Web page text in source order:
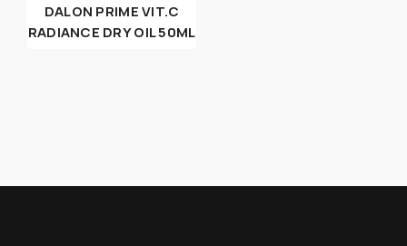
DALON PRIME VIT.C
RADIANCE DRY OIL 50ML